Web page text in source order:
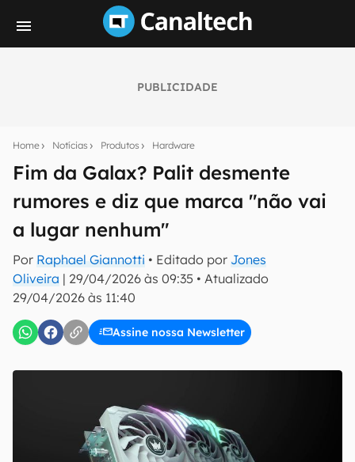
PUBLICIDADE
Home Notícias Produtos Hardware
Fim da Galax? Palit desmente
rumores e diz que marca "não vai
a lugar nenhum"
Por Raphael Giannotti • Editado por Jones
Oliveira | 29/04/2026 às 09:35 • Atualizado
29/04/2026 às 11:40
Assine nossa Newsletter
notícias e reviews sobre tecnologia em primeira
mão.
E-mail
inscreva-se
Uso e Política de Privacidade do Canaltech.